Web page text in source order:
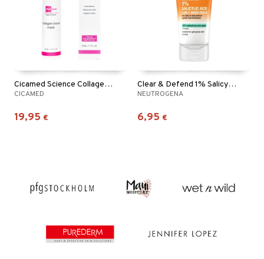
Cicamed Science Collagen Boost Mask
CICAMED
19,95 €
Clear & Defend 1% Salicylic Acid 2in1 Wash Mask
NEUTROGENA
6,95 €